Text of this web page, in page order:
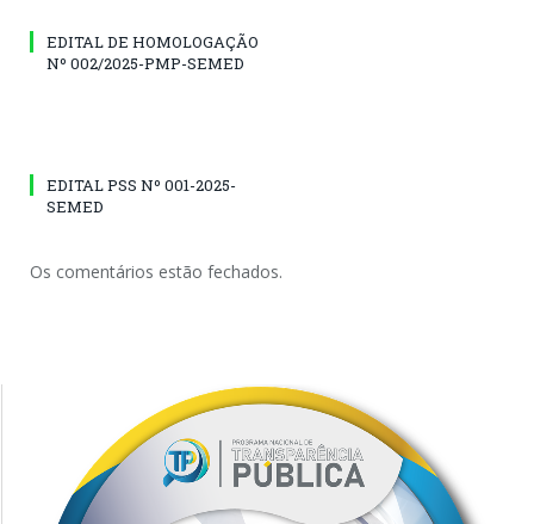
EDITAL DE HOMOLOGAÇÃO
Nº 002/2025-PMP-SEMED
EDITAL PSS Nº 001-2025-
SEMED
Os comentários estão fechados.